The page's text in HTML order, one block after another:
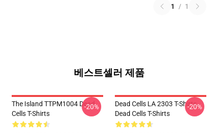
1 / 1
베스트셀러 제품
The Island TTPM1004 Dead
Cells T-Shirts
-20%
Dead Cells LA 2303 T-Shirts
Dead Cells T-Shirts
-20%